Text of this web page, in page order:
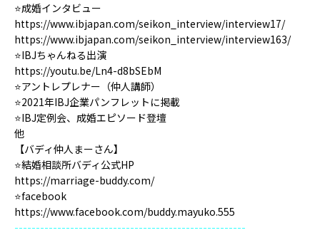
⭐️成婚インタビュー
https://www.ibjapan.com/seikon_interview/interview17/
https://www.ibjapan.com/seikon_interview/interview163/
⭐️IBJちゃんねる出演
https://youtu.be/Ln4-d8bSEbM
⭐️アントレプレナー（仲人講師）
⭐️2021年IBJ企業パンフレットに掲載
⭐️IBJ定例会、成婚エピソード登壇
他
【バディ仲人まーさん】
⭐️結婚相談所バディ公式HP
https://marriage-buddy.com/
⭐️facebook
https://www.facebook.com/buddy.mayuko.555
------------------------------------------------------